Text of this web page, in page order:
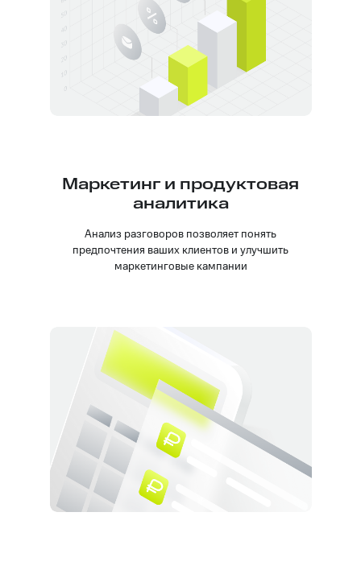
Маркетинг и продуктовая
аналитика
Анализ разговоров позволяет понять
предпочтения ваших клиентов и улучшить
маркетинговые кампании